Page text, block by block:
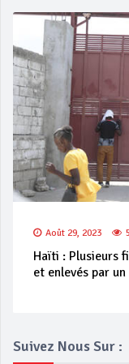
Août 29, 2023
Haïti : Plusieurs
et enlevés par
Suivez Nous Sur :